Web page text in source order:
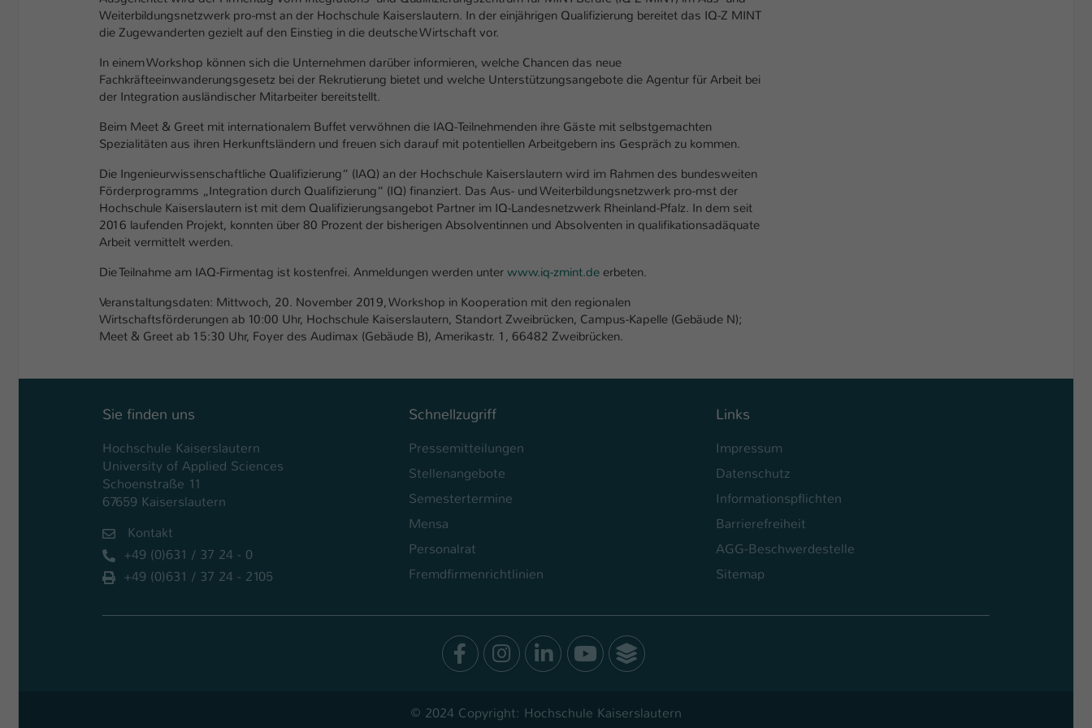
Weiterbildungsnetzwerk pro-mst an der Hochschule Kaiserslautern. In der einjährigen Qualifizierung bereitet das IQ-Z MINT
die Zugewanderten gezielt auf den Einstieg in die deutsche Wirtschaft vor.
In einem Workshop können sich die Unternehmen darüber informieren, welche Chancen das neue
Fachkräfteeinwanderungsgesetz bei der Rekrutierung bietet und welche Unterstützungsangebote die Agentur für Arbeit bei
der Integration ausländischer Mitarbeiter bereitstellt.
Beim Meet & Greet mit internationalem Buffet verwöhnen die IAQ-Teilnehmenden ihre Gäste mit selbstgemachten
Spezialitäten aus ihren Herkunftsländern und freuen sich darauf mit potentiellen Arbeitgebern ins Gespräch zu kommen.
Die Ingenieurwissenschaftliche Qualifizierung“ (IAQ) an der Hochschule Kaiserslautern wird im Rahmen des bundesweiten
Förderprogramms „Integration durch Qualifizierung“ (IQ) finanziert. Das Aus- und Weiterbildungsnetzwerk pro-mst der
Hochschule Kaiserslautern ist mit dem Qualifizierungsangebot Partner im IQ-Landesnetzwerk Rheinland-Pfalz. In dem seit
2016 laufenden Projekt, konnten über 80 Prozent der bisherigen Absolventinnen und Absolventen in qualifikationsadäquate
Arbeit vermittelt werden.
Die Teilnahme am IAQ-Firmentag ist kostenfrei. Anmeldungen werden unter www.iq-zmint.de erbeten.
Veranstaltungsdaten: Mittwoch, 20. November 2019, Workshop in Kooperation mit den regionalen
Wirtschaftsförderungen ab 10:00 Uhr, Hochschule Kaiserslautern, Standort Zweibrücken, Campus-Kapelle (Gebäude N);
Meet & Greet ab 15:30 Uhr, Foyer des Audimax (Gebäude B), Amerikastr. 1, 66482 Zweibrücken.
Sie finden uns
Hochschule Kaiserslautern
University of Applied Sciences
Schoenstraße 11
67659 Kaiserslautern
Kontakt
+49 (0)631 / 37 24 - 0
+49 (0)631 / 37 24 - 2105
Schnellzugriff
Pressemitteilungen
Stellenangebote
Semestertermine
Mensa
Personalrat
Fremdfirmenrichtlinien
Links
Impressum
Datenschutz
Informationspflichten
Barrierefreiheit
AGG-Beschwerdestelle
Sitemap
Facebook
Instagram
LinkedIn
YoutubeSocialWall
© 2024 Copyright: Hochschule Kaiserslautern
Name cookie_optin
Anbieter TYPO3
Laufzeit
Zweck
Dieses Cookie wird verwendet, um Ihre Cookie-
Name SgCookieOptin.lastPreferences
Laufzeit 1 Jahr
Dieser Wert speichert Ihre Consent-
Einstellungen. Unter anderem eine zufällig
Anbieter TYPO3
Zweck
Dieses Cookie ist ein Standard-Session-Cookie
Logins die Session-ID. So kann der eingeloggte
ihm Zugang zu geschützten Bereichen gewährt.
be_typo_user
Cookie-Informationen anzeigen
Marketing
Diese Cookies werden verwendet um das Nutzungsverhalten der
werden anonymisiert und ausschließlich für interne Zwecke
verwendet.
Name _pk_*.*
Anbieter Hochschule Kaiserslautern
Zweck
Erzeugt statistische Daten darüber, wie der
Besucher die Website nutzt.
Cookie-Informationen anzeigen
Externe Inhalte
Vimeo, Issuu), um Ihnen zusätzliche Informationen anzubieten.